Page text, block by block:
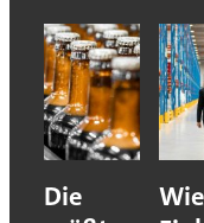
Die